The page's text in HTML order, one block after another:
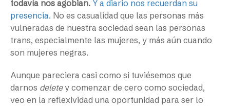
todavía nos agobian. Y a diario nos recuerdan su
presencia. No es casualidad que las personas más
vulneradas de nuestra sociedad sean las personas
trans, especialmente las mujeres, y más aún cuando
son mujeres negras.
Aunque pareciera casi como si tuviésemos que
darnos deletey comenzar de cero como sociedad,
veo en la reflexividad una oportunidad para ser lo